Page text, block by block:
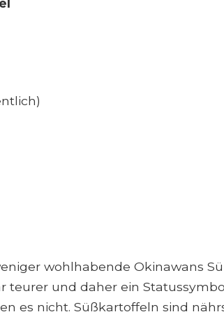
wohlhabende Okinawans
teurer und daher ein
es nicht. Süßkartoffeln sind